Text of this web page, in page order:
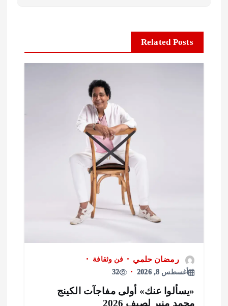
Related Posts
رمضان حلمي
فن وثقافة
أغسطس 8, 2026
32
عنك» أولى مفاجآت الكينج
منير لصيف 2026